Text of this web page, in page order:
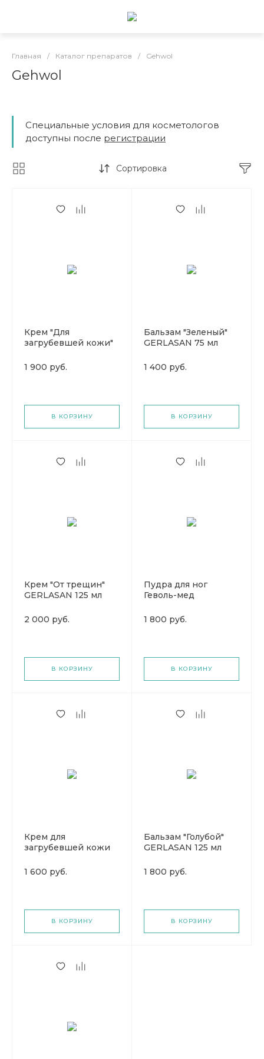
Главная / Каталог препаратов / Gehwol
Gehwol
Специальные условия для косметологов
доступны после регистрации
Сортировка
Крем "Для
загрубевшей кожи"
(Герлазан)
1 900 руб.
В КОРЗИНУ
Бальзам "Зеленый"
GERLASAN 75 мл
1 400 руб.
В КОРЗИНУ
Крем "От трещин"
GERLASAN 125 мл
2 000 руб.
В КОРЗИНУ
Пудра для ног
Геволь-мед
(Герлазан)
1 800 руб.
В КОРЗИНУ
Крем для
загрубевшей кожи
(Герлазан)
1 600 руб.
В КОРЗИНУ
Бальзам "Голубой"
GERLASAN 125 мл
1 800 руб.
В КОРЗИНУ